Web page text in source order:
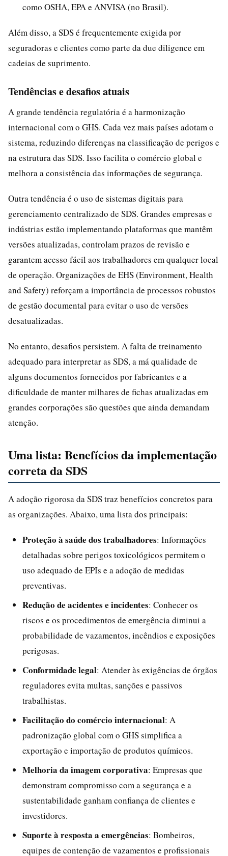
como OSHA, EPA e ANVISA (no Brasil).
Além disso, a SDS é frequentemente exigida por
seguradoras e clientes como parte da due diligence em
cadeias de suprimento.
Tendências e desafios atuais
A grande tendência regulatória é a harmonização
internacional com o GHS. Cada vez mais países adotam o
sistema, reduzindo diferenças na classificação de perigos e
na estrutura das SDS. Isso facilita o comércio global e
melhora a consistência das informações de segurança.
Outra tendência é o uso de sistemas digitais para
gerenciamento centralizado de SDS. Grandes empresas e
indústrias estão implementando plataformas que mantêm
versões atualizadas, controlam prazos de revisão e
garantem acesso fácil aos trabalhadores em qualquer local
de operação. Organizações de EHS (Environment, Health
and Safety) reforçam a importância de processos robustos
de gestão documental para evitar o uso de versões
desatualizadas.
No entanto, desafios persistem. A falta de treinamento
adequado para interpretar as SDS, a má qualidade de
alguns documentos fornecidos por fabricantes e a
dificuldade de manter milhares de fichas atualizadas em
grandes corporações são questões que ainda demandam
atenção.
Uma lista: Benefícios da implementação
correta da SDS
A adoção rigorosa da SDS traz benefícios concretos para
as organizações. Abaixo, uma lista dos principais:
Proteção à saúde dos trabalhadores: Informações
detalhadas sobre perigos toxicológicos permitem o
uso adequado de EPIs e a adoção de medidas
preventivas.
Redução de acidentes e incidentes: Conhecer os
riscos e os procedimentos de emergência diminui a
probabilidade de vazamentos, incêndios e exposições
perigosas.
Conformidade legal: Atender às exigências de órgãos
reguladores evita multas, sanções e passivos
trabalhistas.
Facilitação do comércio internacional: A
padronização global com o GHS simplifica a
exportação e importação de produtos químicos.
Melhoria da imagem corporativa: Empresas que
demonstram compromisso com a segurança e a
sustentabilidade ganham confiança de clientes e
investidores.
Suporte à resposta a emergências: Bombeiros,
equipes de contenção de vazamentos e profissionais